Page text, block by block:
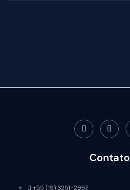
Contato
+55 (19) 3251-2997